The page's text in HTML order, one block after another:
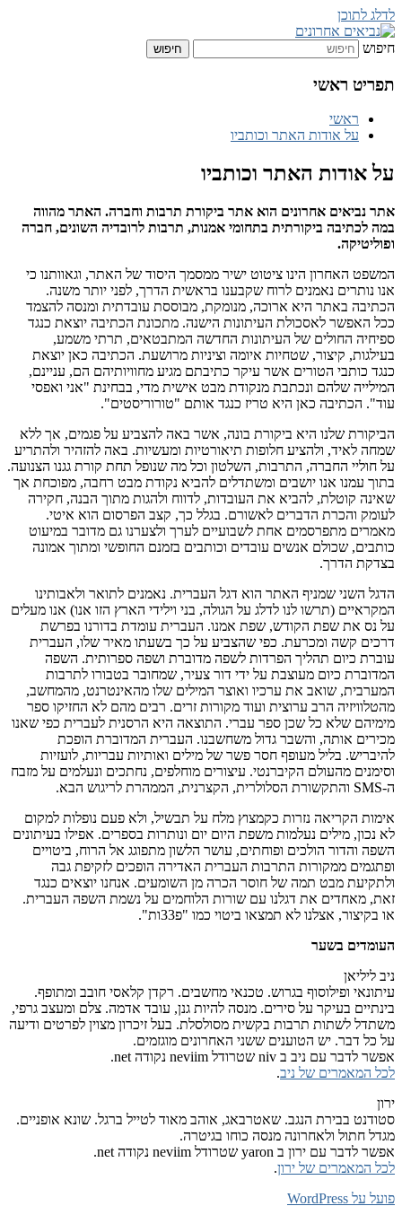
לדלג לתוכן
נביאים אחרונים
חיפוש
תפריט ראשי
ראשי
על אודות האתר וכותביו
על אודות האתר וכותביו
אתר נביאים אחרונים הוא אתר ביקורת תרבות וחברה. האתר מהווה
במה לכתיבה ביקורתית בתחומי אמנות, תרבות לרובדיה השונים, חברה
ופוליטיקה.
המשפט האחרון הינו ציטוט ישיר ממסמך היסוד של האתר, וגאוותנו כי
אנו נותרים נאמנים לרוח שקבענו בראשית הדרך, לפני יותר משנה.
הכתיבה באתר היא ארוכה, מנומקת, מבוססת עובדתית ומנסה להצמד
ככל האפשר לאסכולת העיתונות הישנה. מתכונת הכתיבה יוצאת כנגד
ספיחיה החולים של העיתונות החדשה המתבטאים, תרתי משמע,
בעילגות, קיצור, שטחיות איומה וציניות מרושעת. הכתיבה כאן יוצאת
כנגד כותבי הטורים אשר עיקר כתיבתם מגיע מחוויותיהם הם, עניינם,
המילייה שלהם ונכתבת מנקודת מבט אישית מדי, בבחינת "אני ואפסי
עוד". הכתיבה כאן היא טריז כנגד אותם "טורוריסטים".
הביקורת שלנו היא ביקורת בונה, אשר באה להצביע על פגמים, אך ללא
שמחה לאיד, ולהציע חלופות תיאורטיות ומעשיות. באה להזהיר ולהתריע
על חוליי החברה, התרבות, השלטון וכל מה שנופל תחת קורת גגנו הצנועה.
בתוך עמנו אנו יושבים ומשתדלים להביא נקודת מבט רחבה, מפוכחת אך
שאינה קוטלת, להביא את העובדות, לדווח ולהגות מתוך הבנה, חקירה
לעומק והכרת הדברים לאשורם. בגלל כך, קצב הפרסום הוא איטי.
מאמרים מתפרסמים אחת לשבועיים לערך ולצערנו גם מדובר במיעוט
כותבים, שכולם אנשים עובדים וכותבים בזמנם החופשי ומתוך אמונה
בצדקת הדרך.
הדגל השני שמניף האתר הוא דגל העברית. נאמנים לתואר ולאבותינו
המקראיים (תרשו לנו לדלג על הגולה, בני וילידי הארץ הזו אנו) אנו מעלים
על נס את שפת הקודש, שפת אמנו. העברית עומדת בדורנו בפרשת
דרכים קשה ומכרעת. כפי שהצביע על כך בשעתו מאיר שלו, העברית
עוברת כיום תהליך הפרדות לשפה מדוברת ושפה ספרותית. השפה
המדוברת כיום מעוצבת על ידי דור צעיר, שמחובר בטבורו לתרבות
המערבית, שואב את ערכיו ואוצר המילים שלו מהאינטרנט, מהמחשב,
מהטלוויזיה הרב ערוצית ועוד מקורות זרים. רבים מהם לא החזיקו ספר
מימיהם שלא כל שכן ספר עברי. התוצאה היא הרסנית לעברית כפי שאנו
מכירים אותה, והשבר גדול משחשבנו. העברית המדוברת הופכת
להיבריש. בליל מעופף חסר פשר של מילים ואותיות עבריות, לועזיות
וסימנים מהעולם הקיברנטי. עיצורים מוחלפים, נחתכים ונעלמים על מזבח
ה-SMS והתקשורת הסלולרית, הקצרנית, הממהרת לריגוש הבא.
אימות הקריאה נזרות כקמצוץ מלח על תבשיל, ולא פעם נופלות למקום
לא נכון, מילים נעלמות משפת היום יום ונותרות בספרים. אפילו בעיתונים
השפה והדור הולכים ופוחתים, עושר הלשון מתפוגג אל הרוח, ביטויים
ופתגמים ממקורות התרבות העברית האדירה הופכים לזקיפת גבה
ולתקיעת מבט תמה של חוסר הכרה מן השומעים. אנחנו יוצאים כנגד
זאת, מאחדים את דגלנו עם שורות הלוחמים על נשמת השפה העברית.
או בקיצור, אצלנו לא תמצאו ביטוי כמו "פ33ות".
העומדים בשער
ניב ליליאן
עיתונאי ופילוסוף בגרוש. טכנאי מחשבים. רקדן קלאסי חובב ומתופף.
בינתיים בעיקר על סירים. מנסה להיות גנן, עובד אדמה. צלם ומעצב גרפי,
משתדל לשתות תרבות בקשית מסולסלת. בעל זיכרון מצוין לפרטים ודיעה
על כל דבר. יש הטוענים ששני האחרונים מוגזמים.
אפשר לדבר עם ניב ב niv שטרודל neviim נקודה net.
לכל המאמרים של ניב.
ירון
סטודנט בבירת הנגב. שאטרבאג, אוהב מאוד לטייל ברגל. שונא אופניים.
מגדל חתול ולאחרונה מנסה כוחו בגיטרה.
אפשר לדבר עם ירון ב yaron שטרודל neviim נקודה net.
לכל המאמרים של ירון.
פועל על WordPress